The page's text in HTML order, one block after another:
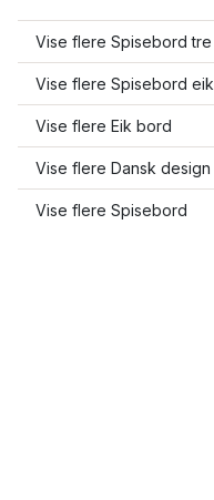
Vise flere Spisebord tre
Vise flere Spisebord eik
Vise flere Eik bord
Vise flere Dansk design
Vise flere Spisebord